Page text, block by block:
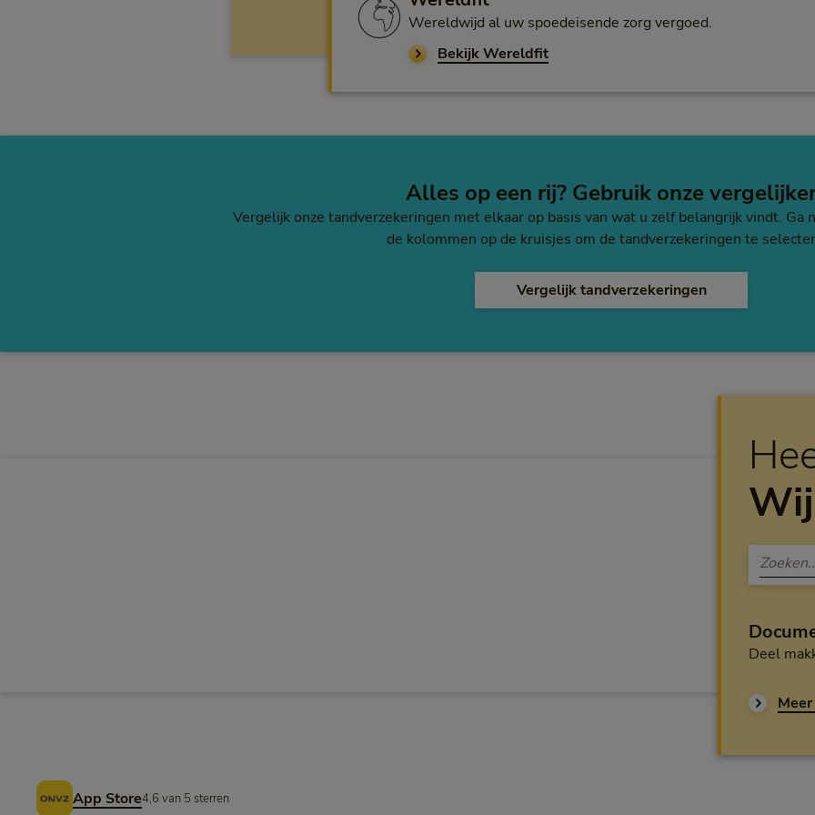
Wereldwijd al uw spoedeisende zorg vergoed.
Bekijk Wereldfit
Alles op een rij? Gebruik onze
Vergelijk onze tandverzekeringen met elkaar op basis van wat u zelf belangrijk vindt. Ga
de kolommen op de kruisjes om de tandverzekeringen te
Vergelijk tandverzekeringen
Deel
Voettekst
App Store4,6 van 5 sterren